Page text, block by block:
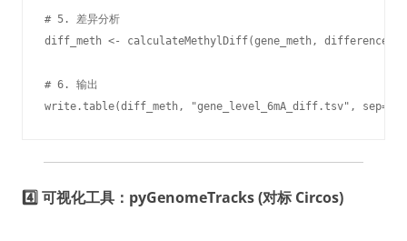
# 5. 差异分析
diff_meth <- calculateMethylDiff(gene_meth,
# 6. 输出
write.table(diff_meth, "gene_level_6mA_diff.tsv",
4️⃣ 可视化工具：pyGenomeTracks (对标 Circos)